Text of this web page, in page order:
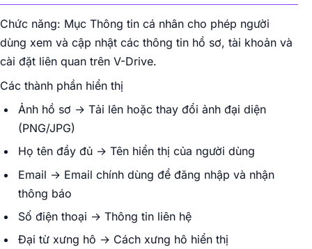
Chức năng: Mục Thông tin cá nhân cho phép người
dùng xem và cập nhật các thông tin hồ sơ, tài khoản và
cài đặt liên quan trên V-Drive.
Các thành phần hiển thị
Ảnh hồ sơ → Tải lên hoặc thay đổi ảnh đại diện
(PNG/JPG)
Họ tên đầy đủ → Tên hiển thị của người dùng
Email → Email chính dùng để đăng nhập và nhận
thông báo
Số điện thoại → Thông tin liên hệ
Đại từ xưng hô → Cách xưng hô hiển thị